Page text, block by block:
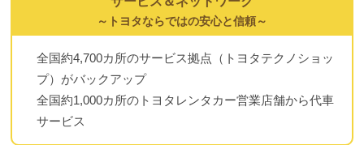
～トヨタならではの安心と信頼～
全国約4,700カ所のサービス拠点（トヨタテクノショッ
プ）がバックアップ
全国約1,000カ所のトヨタレンタカー営業店舗から代車
サービス